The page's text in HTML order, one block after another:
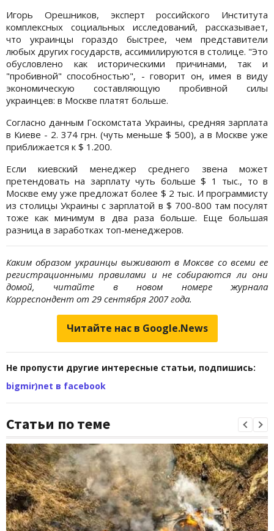
Игорь Орешников, эксперт российского Института
комплексных социальных исследований, рассказывает,
что украинцы гораздо быстрее, чем представители
любых других государств, ассимилируются в столице. "Это
обусловлено как историческими причинами, так и
"пробивной" способностью", - говорит он, имея в виду
экономическую составляющую пробивной силы
украинцев: в Москве платят больше.
Согласно данным Госкомстата Украины, средняя зарплата
в Киеве - 2. 374 грн. (чуть меньше $ 500), а в Москве уже
приближается к $ 1.200.
Если киевский менеджер среднего звена может
претендовать на зарплату чуть больше $ 1 тыс., то в
Москве ему уже предложат более $ 2 тыс. И программисту
из столицы Украины с зарплатой в $ 700-800 там посулят
тоже как минимум в два раза больше. Еще большая
разница в заработках топ-менеджеров.
Каким образом украинцы выживают в Моксве со всеми ее
регистрационными правилами и не собираются ли они
домой, читайте в новом номере журнала
Корреспондент от 29 сентября 2007 года.
Читайте нас в Google.News
Не пропусти другие интересные статьи, подпишись:
bigmir)net в facebook
Статьи по теме